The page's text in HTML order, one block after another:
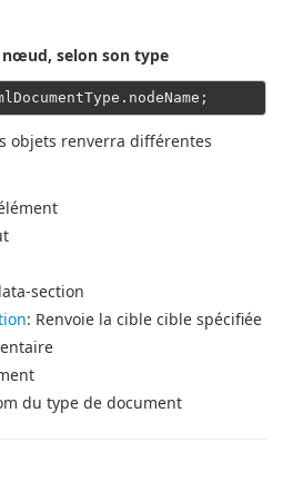
selon son type
objets renverra différentes
section
: Renvoie la cible cible spécifiée
du type de document